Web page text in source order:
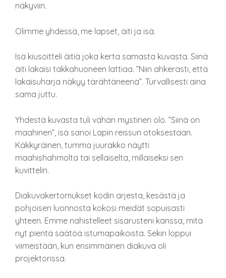
näkyviin.
Olimme yhdessä, me lapset, äiti ja isä.
Isä kiusoitteli äitiä joka kerta samasta kuvasta. Siinä
äiti lakaisi takkahuoneen lattiaa. ”Niin ahkerasti, että
lakaisuharja näkyy tärähtäneenä”. Turvallisesti aina
sama juttu.
Yhdestä kuvasta tuli vähän mystinen olo. ”Siinä on
maahinen”, isä sanoi Lapin reissun otoksestaan.
Käkkyräinen, tumma juurakko näytti
maahishahmolta tai sellaiselta, millaiseksi sen
kuvittelin.
Diakuvakertomukset kodin arjesta, kesästä ja
pohjoisen luonnosta kokosi meidät sopuisasti
yhteen. Emme nahistelleet sisarusteni kanssa, mitä
nyt pientä säätöä istumapaikoista. Sekin loppui
viimeistään, kun ensimmäinen diakuva oli
projektorissa.